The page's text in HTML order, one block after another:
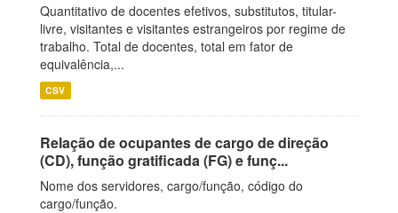
Quantitativo de docentes efetivos, substitutos, titular-
livre, visitantes e visitantes estrangeiros por regime de
trabalho. Total de docentes, total em fator de
equivalência,...
CSV
Relação de ocupantes de cargo de direção
(CD), função gratificada (FG) e funç...
Nome dos servidores, cargo/função, código do
cargo/função.